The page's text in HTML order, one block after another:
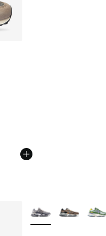
5 étoiles], 6 commentaires
est passé de $130.00 à
Plus de couleurs